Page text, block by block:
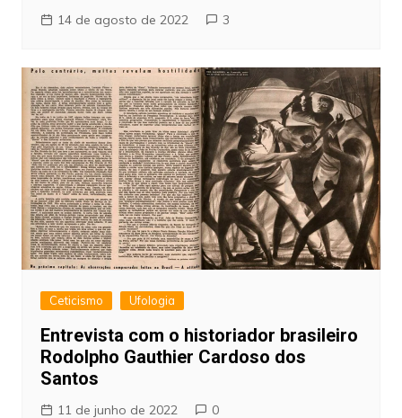
14 de agosto de 2022 3
Ceticismo Ufologia
Entrevista com o historiador brasileiro
Rodolpho Gauthier Cardoso dos
Santos
11 de junho de 2022 0